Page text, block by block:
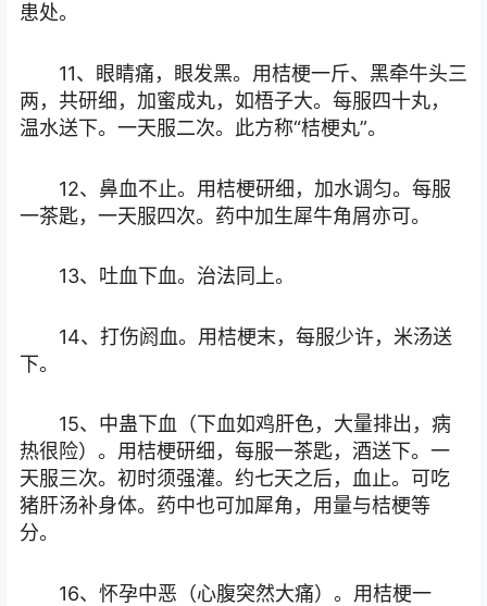
患处。
11、眼睛痛，眼发黑。用桔梗一斤、黑牵牛头三
两，共研细，加蜜成丸，如梧子大。每服四十丸，
温水送下。一天服二次。此方称“桔梗丸”。
12、鼻血不止。用桔梗研细，加水调匀。每服
一茶匙，一天服四次。药中加生犀牛角屑亦可。
13、吐血下血。治法同上。
14、打伤阏血。用桔梗末，每服少许，米汤送
下。
15、中蛊下血（下血如鸡肝色，大量排出，病
热很险）。用桔梗研细，每服一茶匙，酒送下。一
天服三次。初时须强灌。约七天之后，血止。可吃
猪肝汤补身体。药中也可加犀角，用量与桔梗等
分。
16、怀孕中恶（心腹突然大痛）。用桔梗一